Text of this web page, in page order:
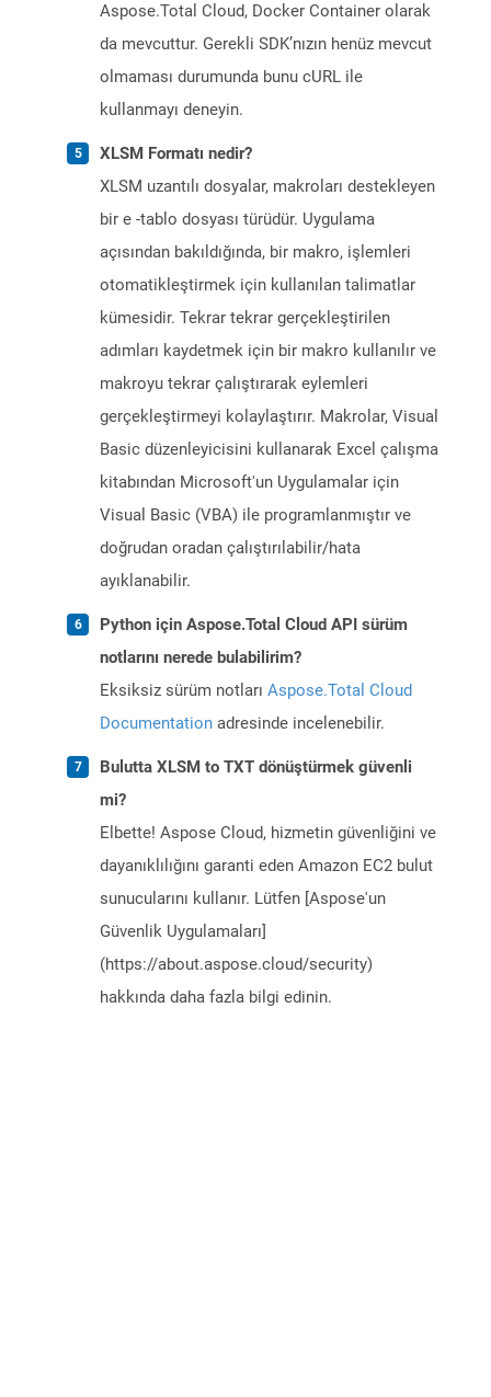
Aspose.Total Cloud, Docker Container olarak
da mevcuttur. Gerekli SDK’nızın henüz mevcut
olmaması durumunda bunu cURL ile
kullanmayı deneyin.
XLSM Formatı nedir?
XLSM uzantılı dosyalar, makroları destekleyen
bir e -tablo dosyası türüdür. Uygulama
açısından bakıldığında, bir makro, işlemleri
otomatikleştirmek için kullanılan talimatlar
kümesidir. Tekrar tekrar gerçekleştirilen
adımları kaydetmek için bir makro kullanılır ve
makroyu tekrar çalıştırarak eylemleri
gerçekleştirmeyi kolaylaştırır. Makrolar, Visual
Basic düzenleyicisini kullanarak Excel çalışma
kitabından Microsoft'un Uygulamalar için
Visual Basic (VBA) ile programlanmıştır ve
doğrudan oradan çalıştırılabilir/hata
ayıklanabilir.
Python için Aspose.Total Cloud API sürüm
notlarını nerede bulabilirim?
Eksiksiz sürüm notları Aspose.Total Cloud
Documentation adresinde incelenebilir.
Bulutta XLSM to TXT dönüştürmek güvenli
mi?
Elbette! Aspose Cloud, hizmetin güvenliğini ve
dayanıklılığını garanti eden Amazon EC2 bulut
sunucularını kullanır. Lütfen [Aspose'un
Güvenlik Uygulamaları]
(https://about.aspose.cloud/security)
hakkında daha fazla bilgi edinin.